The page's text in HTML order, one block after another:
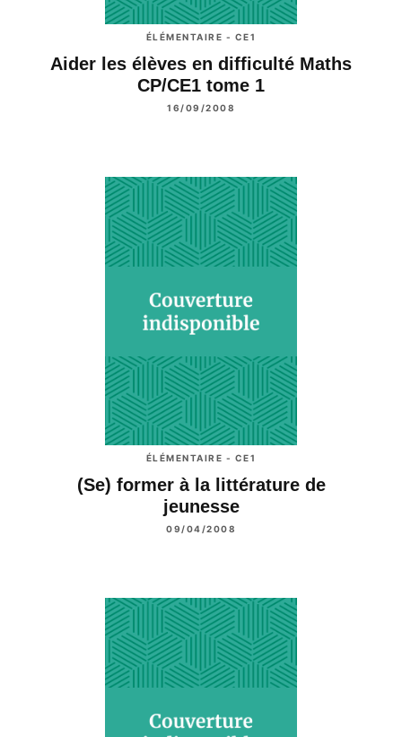
ÉLÉMENTAIRE - CE1
Aider les élèves en difficulté Maths
CP/CE1 tome 1
16/09/2008
ÉLÉMENTAIRE - CE1
(Se) former à la littérature de
jeunesse
09/04/2008